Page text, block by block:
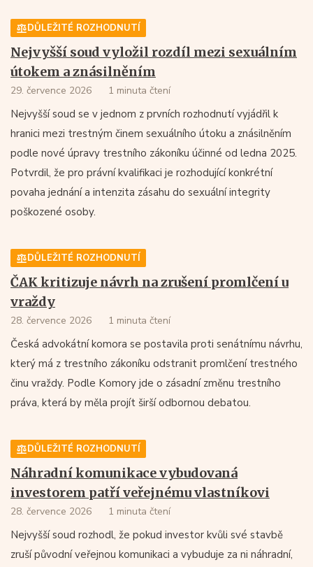
DŮLEŽITÉ ROZHODNUTÍ
Nejvyšší soud vyložil rozdíl mezi sexuálním
útokem a znásilněním
29. července 2026 1 minuta čtení
Nejvyšší soud se v jednom z prvních rozhodnutí vyjádřil k
hranici mezi trestným činem sexuálního útoku a znásilněním
podle nové úpravy trestního zákoníku účinné od ledna 2025.
Potvrdil, že pro právní kvalifikaci je rozhodující konkrétní
povaha jednání a intenzita zásahu do sexuální integrity
poškozené osoby.
DŮLEŽITÉ ROZHODNUTÍ
ČAK kritizuje návrh na zrušení promlčení u
vraždy
28. července 2026 1 minuta čtení
Česká advokátní komora se postavila proti senátnímu návrhu,
který má z trestního zákoníku odstranit promlčení trestného
činu vraždy. Podle Komory jde o zásadní změnu trestního
práva, která by měla projít širší odbornou debatou.
DŮLEŽITÉ ROZHODNUTÍ
Náhradní komunikace vybudovaná
investorem patří veřejnému vlastníkovi
28. července 2026 1 minuta čtení
Nejvyšší soud rozhodl, že pokud investor kvůli své stavbě
zruší původní veřejnou komunikaci a vybuduje za ni náhradní,